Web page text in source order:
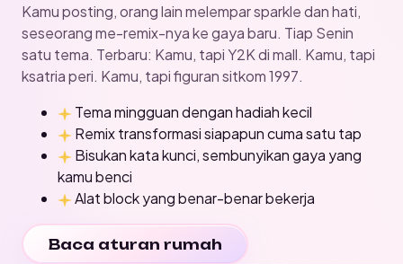
Kamu posting, orang lain melempar sparkle dan hati,
seseorang me-remix-nya ke gaya baru. Tiap Senin
satu tema. Terbaru: Kamu, tapi Y2K di mall. Kamu, tapi
ksatria peri. Kamu, tapi figuran sitkom 1997.
Tema mingguan dengan hadiah kecil
Remix transformasi siapapun cuma satu tap
Bisukan kata kunci, sembunyikan gaya yang
kamu benci
Alat block yang benar-benar bekerja
Baca aturan rumah